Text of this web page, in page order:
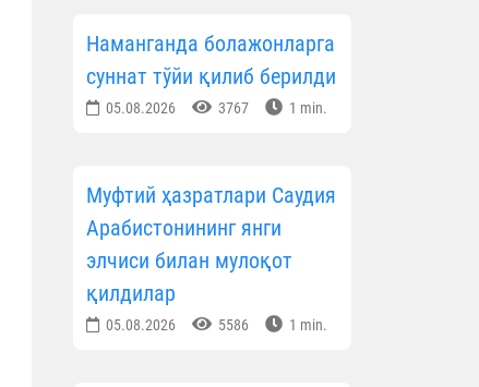
Наманганда болажонларга
суннат тўйи қилиб берилди
05.08.2026 3767 1 min.
Муфтий ҳазратлари Саудия
Арабистонининг янги
элчиси билан мулоқот
қилдилар
05.08.2026 5586 1 min.